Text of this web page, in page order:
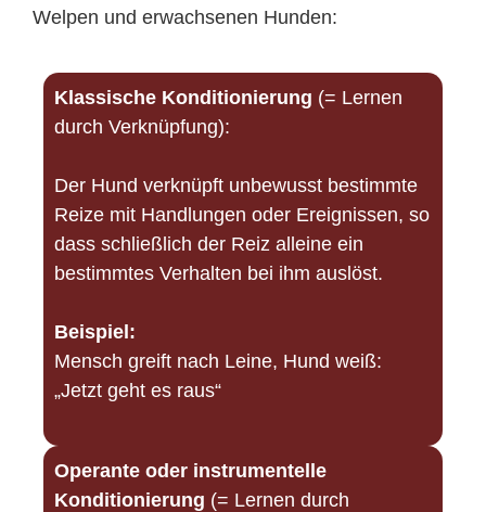
Welpen und erwachsenen Hunden:
Klassische Konditionierung (= Lernen
durch Verknüpfung):
Der Hund verknüpft unbewusst bestimmte
Reize mit Handlungen oder Ereignissen, so
dass schließlich der Reiz alleine ein
bestimmtes Verhalten bei ihm auslöst.
Beispiel:
Mensch greift nach Leine, Hund weiß:
„Jetzt geht es raus“
Operante oder instrumentelle
Konditionierung (= Lernen durch